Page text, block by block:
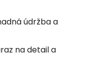
údržba a
na detail a